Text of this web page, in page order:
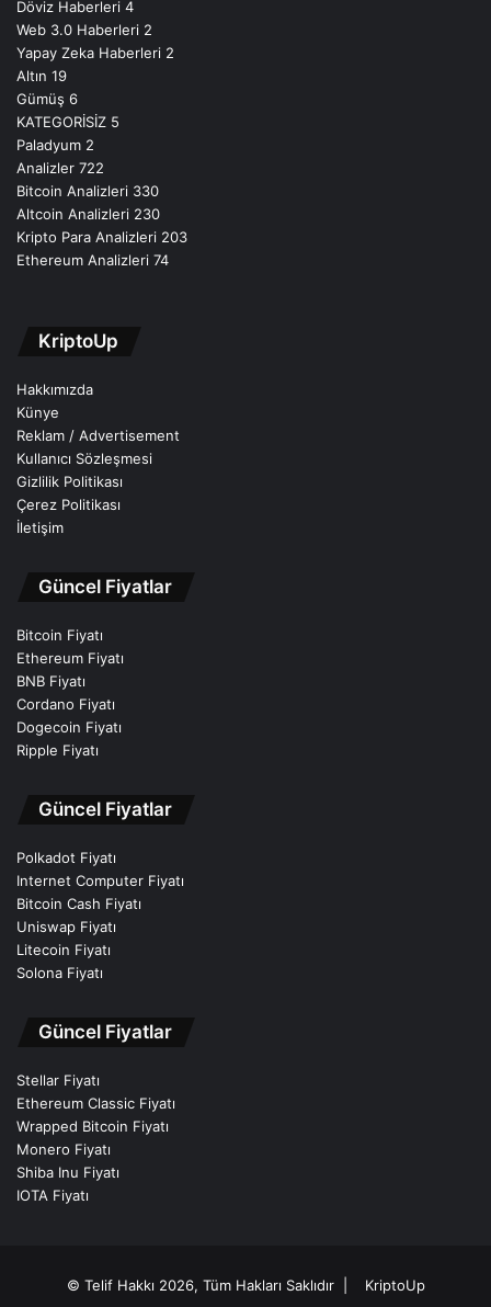
Döviz Haberleri 4
Web 3.0 Haberleri 2
Yapay Zeka Haberleri 2
Altın 19
Gümüş 6
KATEGORİSİZ 5
Paladyum 2
Analizler 722
Bitcoin Analizleri 330
Altcoin Analizleri 230
Kripto Para Analizleri 203
Ethereum Analizleri 74
KriptoUp
Hakkımızda
Künye
Reklam / Advertisement
Kullanıcı Sözleşmesi
Gizlilik Politikası
Çerez Politikası
İletişim
Güncel Fiyatlar
Bitcoin Fiyatı
Ethereum Fiyatı
BNB Fiyatı
Cordano Fiyatı
Dogecoin Fiyatı
Ripple Fiyatı
Güncel Fiyatlar
Polkadot Fiyatı
Internet Computer Fiyatı
Bitcoin Cash Fiyatı
Uniswap Fiyatı
Litecoin Fiyatı
Solona Fiyatı
Güncel Fiyatlar
Stellar Fiyatı
Ethereum Classic Fiyatı
Wrapped Bitcoin Fiyatı
Monero Fiyatı
Shiba Inu Fiyatı
IOTA Fiyatı
© Telif Hakkı 2026, Tüm Hakları Saklıdır |
KriptoUp